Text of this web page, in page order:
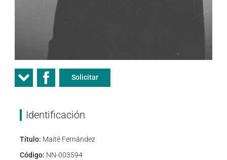
Solicitar
Identificación
Título: Maité Fernández
Código: NN-003594